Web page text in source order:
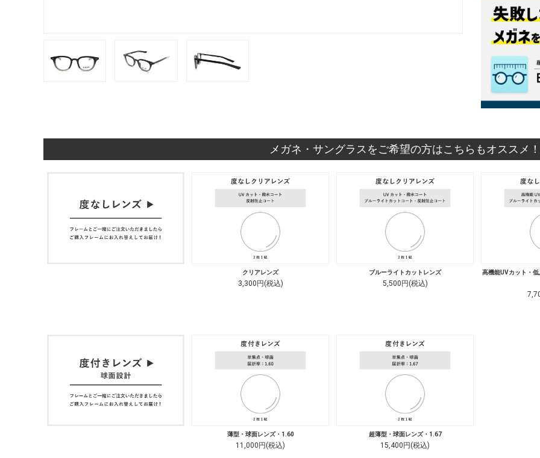
メガネ・サングラスをご希望の方はこちらもオススメ！
クリアレンズ
3,300円(税込)
ブルーライトカットレンズ
5,500円(税込)
高機能UVカット・
薄型・球面レンズ・1.60
11,000円(税込)
超薄型・球面レンズ・1.67
15,400円(税込)